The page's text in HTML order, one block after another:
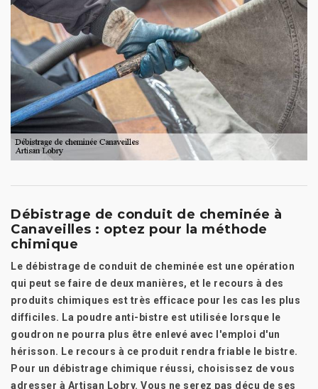
Débistrage de conduit de cheminée à
Canaveilles : optez pour la méthode
chimique
Le débistrage de conduit de cheminée est une opération
qui peut se faire de deux manières, et le recours à des
produits chimiques est très efficace pour les cas les plus
difficiles. La poudre anti-bistre est utilisée lorsque le
goudron ne pourra plus être enlevé avec l'emploi d'un
hérisson. Le recours à ce produit rendra friable le bistre.
Pour un débistrage chimique réussi, choisissez de vous
adresser à Artisan Lobry. Vous ne serez pas déçu de ses